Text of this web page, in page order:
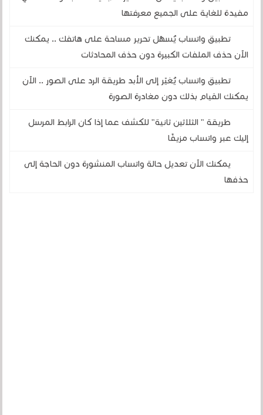
مفيدة للغاية على الجميع معرفتها
تطبيق واتساب يُسهّل تحرير مساحة على هاتفك .. يمكنك
الآن حذف الملفات الكبيرة دون حذف المحادثات
تطبيق واتساب يُغيّر إلى الأبد طريقة الرد على الصور .. الآن
يمكنك القيام بذلك دون مغادرة الصورة
طريقة " الثلاثين ثانية" للكشف عما إذا كان الرابط المرسل
إليك عبر واتساب مزيفًا
يمكنك الآن تعديل حالة واتساب المنشورة دون الحاجة إلى
حذفها